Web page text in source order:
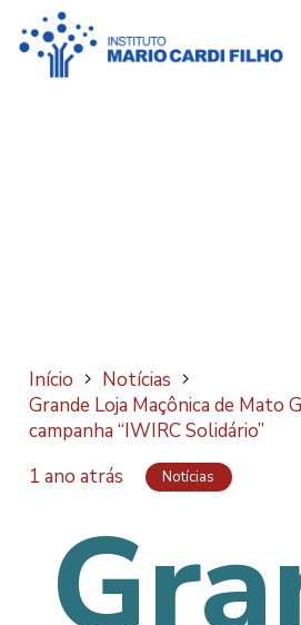
Início
Notícias
Grande Loja Maçônica de Mato
campanha “IWIRC Solidário”
1 ano atrás
Notícias